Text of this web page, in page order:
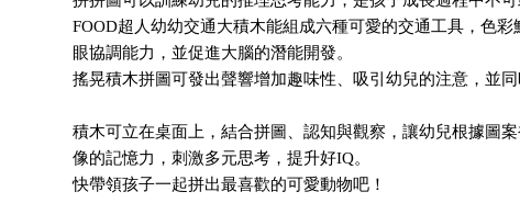
FOOD超人幼幼交通大積木能組成六種可愛的交通工具，色
眼協調能力，並促進大腦的潛能開發。
搖晃積木拼圖可發出聲響增加趣味性、吸引幼兒的注意，並同
積木可立在桌面上，結合拼圖、認知與觀察，讓幼兒根據圖
像的記憶力，刺激多元思考，提升好IQ。
快帶領孩子一起拼出最喜歡的可愛動物吧！